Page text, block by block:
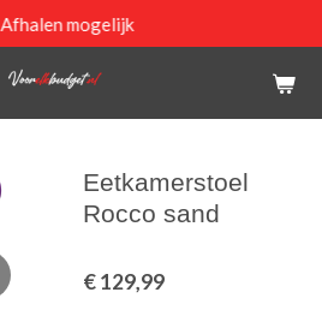
Afhalen mogelijk
Eetkamerstoel
Rocco sand
€ 129,99